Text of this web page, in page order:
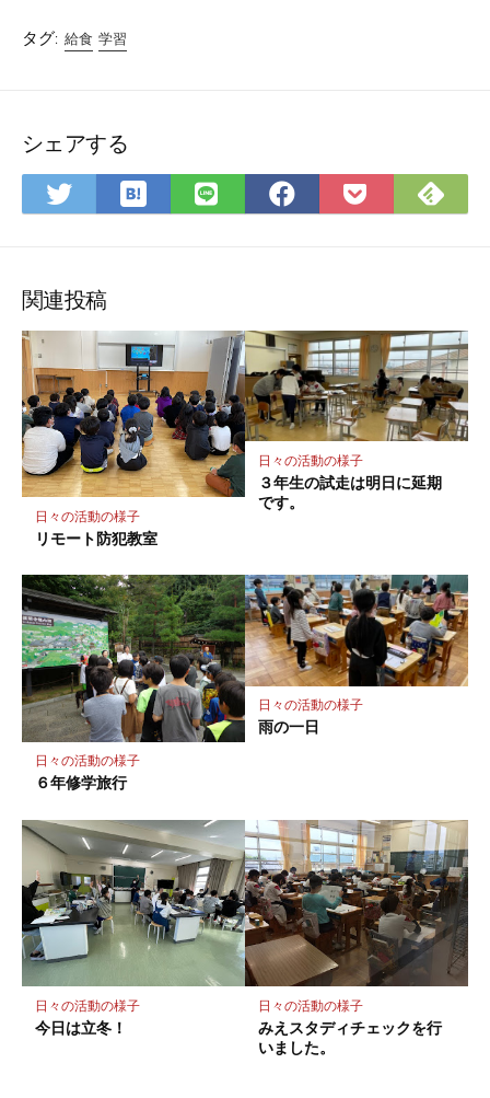
タグ: 給食 学習
シェアする
Twitter
で
ア
は
て
ク
マ
ー
ク
に
保
存
LINE
で
Facebook
で
Pocket
に
で
関連投稿
日々の活動の様子
リモート防犯教室
日々の活動の様子
３年生の試走は明日に延期
です。
日々の活動の様子
６年修学旅行
日々の活動の様子
雨の一日
日々の活動の様子
今日は立冬！
日々の活動の様子
みえスタディチェックを行
いました。